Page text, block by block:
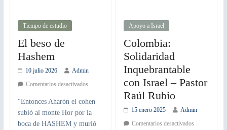
Tiempo de estudio
El beso de
Hashem
10 julio 2026
Admin
Comentarios desactivados
“Entonces Aharón el cohen
subió al monte Hor por la
boca de HASHEM y murió
Apoyo a Israel
Colombia:
Solidaridad
Inquebrantable
con Israel – Pastor
Raúl Rubio
15 enero 2025
Admin
Comentarios desactivados